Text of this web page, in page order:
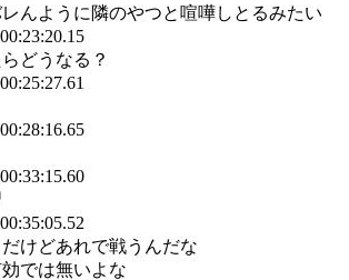
んように隣のやつと喧嘩しとるみたい
どうなる？
けどあれで戦うんだな
では無いよな